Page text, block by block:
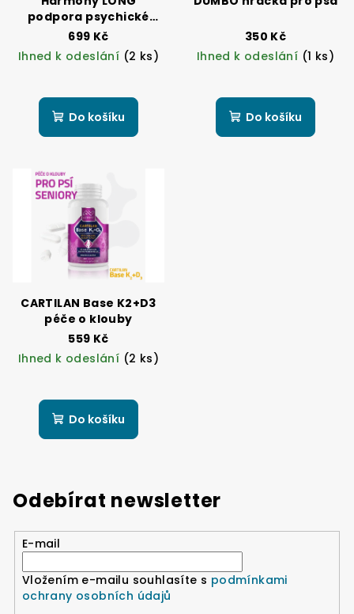
podpora psychické
pohody u psů
699 Kč
Ihned k odeslání (2 ks)
Do košíku
350 Kč
Ihned k odeslání (1 ks)
Do košíku
CARTILAN Base K2+D3
péče o klouby
559 Kč
Ihned k odeslání (2 ks)
Do košíku
Odebírat newsletter
E-mail
Vložením e-mailu souhlasíte s podmínkami
ochrany osobních údajů